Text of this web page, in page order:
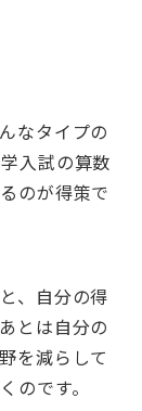
なタイプの
入試の算数
のが得策で
、自分の得
とは自分の
を減らして
のです。